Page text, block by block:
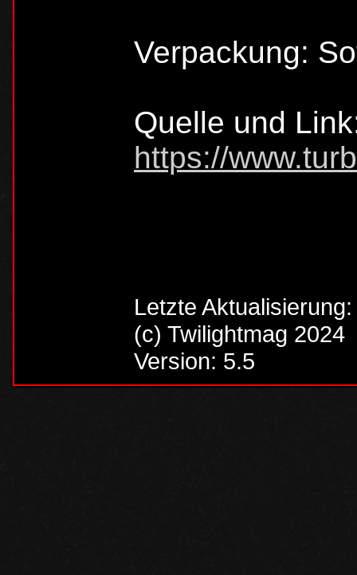
Verpackung:
Quelle und
https://
Letzte
(c) Twilightmag 2024
Version: 5.5